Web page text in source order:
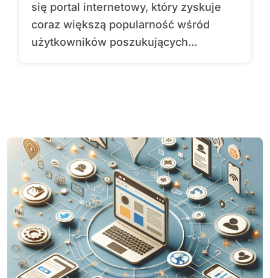
się portal internetowy, który zyskuje
coraz większą popularność wśród
użytkowników poszukujących...